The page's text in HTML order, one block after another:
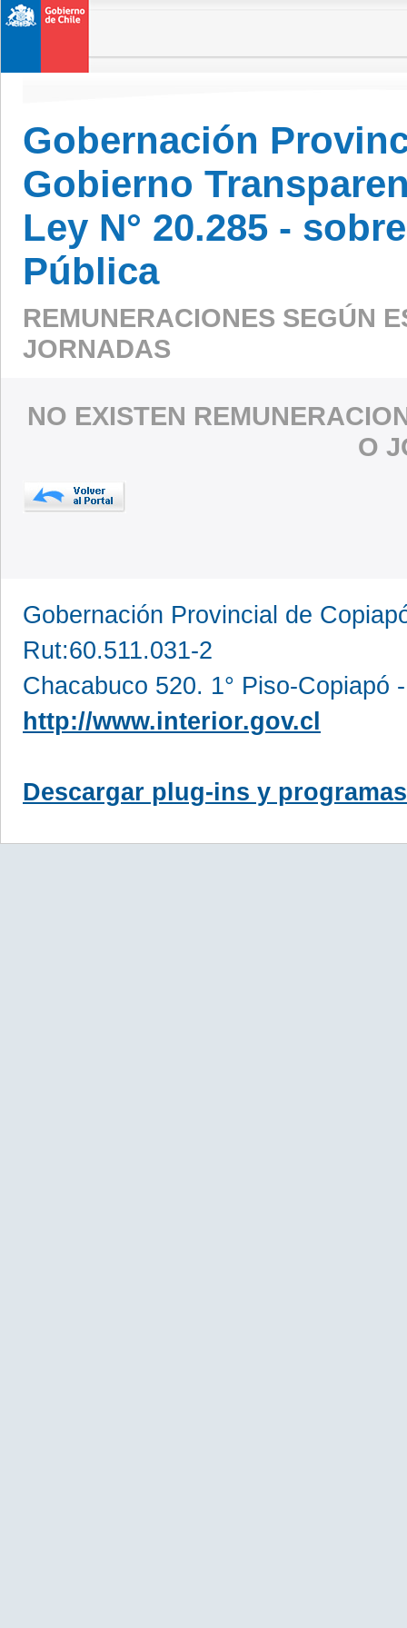
Gobernación
Gobierno
Ley N° 20.285 -
Pública
REMUNERACIONES SEGÚN
JORNADAS
NO EXISTEN
O
Gobernación Provincial de
Rut:60.511.031-2
Chacabuco 520. 1° Piso-Copiapó
http://www.interior.gov.cl
Descargar plug-ins y